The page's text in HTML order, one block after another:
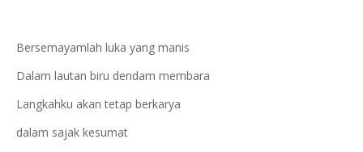
Bersemayamlah luka yang manis
Dalam lautan biru dendam membara
Langkahku akan tetap berkarya
dalam sajak kesumat